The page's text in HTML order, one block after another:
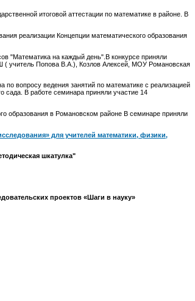
итоговой аттестации по математике в районе. В
реализации Концепции математического образования
"Математика на каждый день".В конкурсе приняли
учитель Попова В.А.), Козлов Алексей, МОУ Романовская
вопросу ведения занятий по математике с реализацией
сада. В работе семинара приняли участие 14
образования в Романовском районе В семинаре приняли
для учителей математики, физики,
шкатулка"
проектов «Шаги в науку»